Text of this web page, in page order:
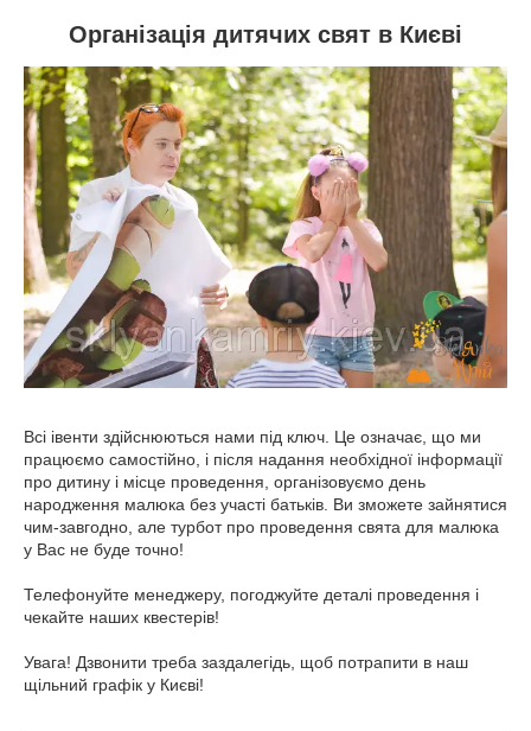
Організація дитячих свят в Києві
Всі івенти здійснюються нами під ключ. Це означає, що ми
працюємо самостійно, і після надання необхідної інформації
про дитину і місце проведення, організовуємо день
народження малюка без участі батьків. Ви зможете зайнятися
чим-завгодно, але турбот про проведення свята для малюка
у Вас не буде точно!
Телефонуйте менеджеру, погоджуйте деталі проведення і
чекайте наших квестерів!
Увага! Дзвонити треба заздалегідь, щоб потрапити в наш
щільний графік у Києві!